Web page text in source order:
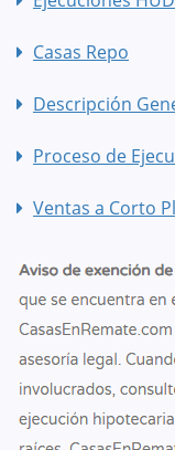
Casas Repo
Descripción
Proceso de
Ventas a Corto